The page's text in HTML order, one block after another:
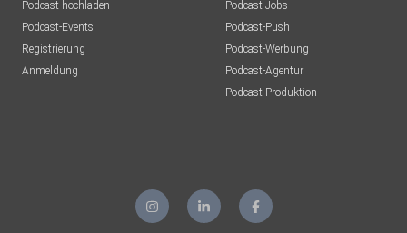
Podcast hochladen
Podcast-Events
Registrierung
Anmeldung
Podcast-Jobs
Podcast-Push
Podcast-Werbung
Podcast-Agentur
Podcast-Produktion